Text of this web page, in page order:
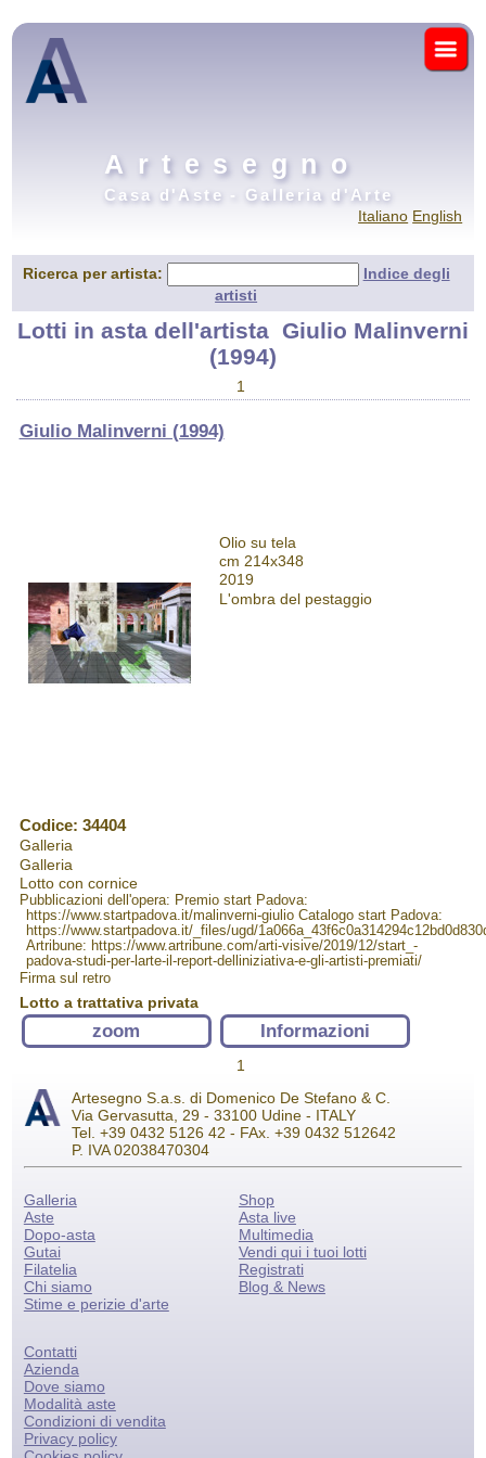
Artesegno
Casa d'Aste - Galleria d'Arte
Italiano English
Ricerca per artista:
Indice degli
artisti
Lotti in asta dell'artista Giulio Malinverni
(1994)
1
Giulio Malinverni (1994)
Olio su tela
cm 214x348
2019
L'ombra del pestaggio
Codice: 34404
Galleria
Galleria
Lotto con cornice
Pubblicazioni dell'opera: Premio start Padova:
https://www.startpadova.it/malinverni-giulio Catalogo start Padova:
https://www.startpadova.it/_files/ugd/
Artribune: https://www.artribune.com/arti-visive/2019/12/start_-
padova-studi-per-larte-il-report-delliniziativa-e-gli-artisti-premiati/
Firma sul retro
Lotto a trattativa privata
zoom Informazioni
1
Artesegno S.a.s. di Domenico De Stefano & C.
Via Gervasutta, 29 - 33100 Udine - ITALY
Tel. +39 0432 5126 42 - FAx. +39 0432 512642
P. IVA 02038470304
Galleria
Aste
Dopo-asta
Gutai
Filatelia
Chi siamo
Stime e perizie d'arte
Shop
Asta live
Multimedia
Vendi qui i tuoi lotti
Registrati
Blog & News
Contatti
Azienda
Dove siamo
Modalità aste
Condizioni di vendita
Privacy policy